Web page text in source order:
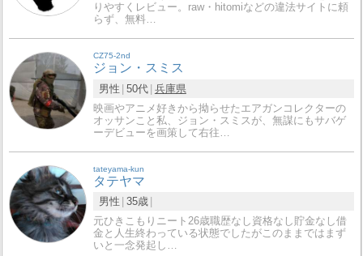
りやすくレビュー。raw・hitomiなどの違法サイトに頼
らず、無料…
CZ75-2nd
ジョン・スミス
男性 50代 兵庫県
映画やアニメ好きから拗らせたエアガンコレクターの
オッサンこと私、ジョン・スミスが、無謀にもサバゲ
ーデビューを画策して右往…
tateyama-kun
タテヤマ
男性 35歳
元ひきこもりニート26歳職歴なし資格なし貯金なし借
金と人生終わっている状態でしたがこのままではまず
いと一念発起し…